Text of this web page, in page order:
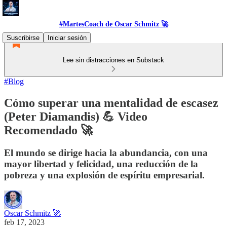
#MartesCoach de Oscar Schmitz 🚀
Suscribirse
Iniciar sesión
Lee sin distracciones en Substack
#Blog
Cómo superar una mentalidad de escasez
(Peter Diamandis) 💪 Video
Recomendado 🚀
El mundo se dirige hacia la abundancia, con una
mayor libertad y felicidad, una reducción de la
pobreza y una explosión de espíritu empresarial.
Oscar Schmitz 🚀
feb 17, 2023